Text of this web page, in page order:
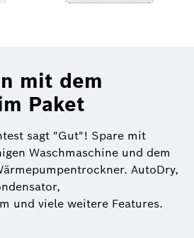
mit dem
Paket
sagt "Gut"! Spare mit
Waschmaschine und dem
AutoDry,
und viele weitere Features.